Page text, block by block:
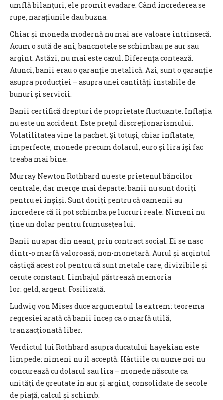
umflă bilanțuri, ele promit evadare. Când încrederea se
rupe, narațiunile dau buzna.
Chiar și moneda modernă nu mai are valoare intrinsecă.
Acum o sută de ani, bancnotele se schimbau pe aur sau
argint. Astăzi, nu mai este cazul. Diferența contează.
Atunci, banii erau o garanție metalică. Azi, sunt o garanție
asupra producției – asupra unei cantități instabile de
bunuri și servicii.
Banii certifică drepturi de proprietate fluctuante. Inflația
nu este un accident. Este prețul discreționarismului.
Volatilitatea vine la pachet. Și totuși, chiar inflatate,
imperfecte, monede precum dolarul, euro și lira își fac
treaba mai bine.
Murray Newton Rothbard nu este prietenul băncilor
centrale, dar merge mai departe: banii nu sunt doriți
pentru ei înșiși. Sunt doriți pentru că oamenii au
încredere că îi pot schimba pe lucruri reale. Nimeni nu
ține un dolar pentru frumusețea lui.
Banii nu apar din neant, prin contract social. Ei se nasc
dintr-o marfă valoroasă, non-monetară. Aurul și argintul
câștigă acest rol pentru că sunt metale rare, divizibile și
cerute constant. Limbajul păstrează memoria
lor: geld, argent. Fosilizată.
Ludwig von Mises duce argumentul la extrem: teorema
regresiei arată că banii încep ca o marfă utilă,
tranzacționată liber.
Verdictul lui Rothbard asupra ducatului hayekian este
limpede: nimeni nu îl acceptă. Hârtiile cu nume noi nu
concurează cu dolarul sau lira – monede născute ca
unități de greutate în aur și argint, consolidate de secole
de piață, calcul și schimb.